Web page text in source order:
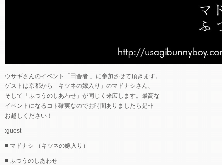
ウサギさんのイベント「田舎者 」に参加させて頂きます。
ゲストは京都から「キツネの嫁入り」のマドナシさん、
そして「ふつうのしあわせ」が同じく来広します。最高な
イベントになるコト確実なのでお時間ありましたら是非
お越しください！
:guest
■ マドナシ （キツネの嫁入り）
■ ふつうのしあわせ